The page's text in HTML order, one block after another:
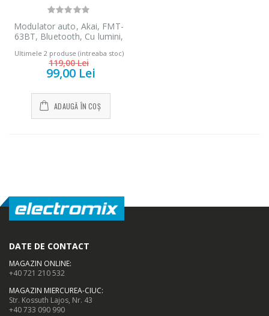
Modulator auto, Akai, FMT-
63BT, Bluetooth, Cu lumini,
Ultimele 2 produse (intreaba stoc)
119,00 Lei
99,00 Lei
ADAUGĂ ÎN COȘ
DATE DE CONTACT
MAGAZIN ONLINE:
+40 721 210 532
MAGAZIN MIERCUREA-CIUC:
Str. Kossuth Lajos, Nr. 43
+40 733 090 990